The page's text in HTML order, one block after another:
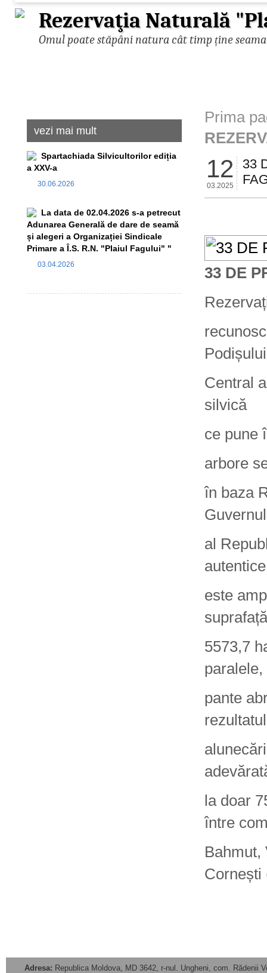
Rezervaţia Naturală
Omul poate stăpâni natura cât timp ține
vezi mai mult
Spartachiada Silvicultorilor ediția
a XXV-a
30.06.2026
La data de 02.04.2026 s-a petrecut
Adunarea Generală de dare de seamă
și alegeri a Organizației Sindicale
Primare a Î.S. R.N. "Plaiul Fagului" "
03.04.2026
Prima
12
03.2025
33
33 DE
Podișului
Central
silvică
ce pune
arbore
în baza
al
este
5573,7
paralele,
pante
rezultatul
la doar
între
Bahmut,
Cornești
Adresa: Republica Moldova, MD 3642, r-nul. Ungheni, com. Rădenii